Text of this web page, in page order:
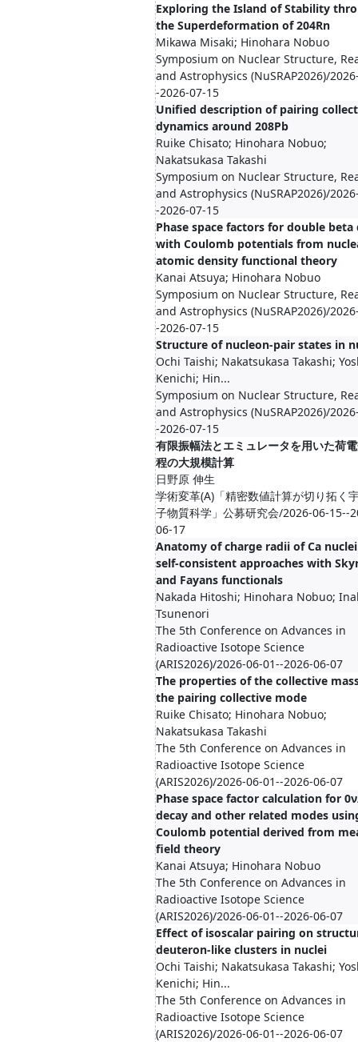
Exploring the Island of Stability
the Superdeformation of 204Rn
Mikawa Misaki; Hinohara Nobuo
Symposium on Nuclear Structure,
and Astrophysics (NuSRAP2026)/
-2026-07-15
Unified description of pairing
dynamics around 208Pb
Ruike Chisato; Hinohara Nobuo;
Nakatsukasa Takashi
Symposium on Nuclear Structure,
and Astrophysics (NuSRAP2026)/
-2026-07-15
Phase space factors for double beta
with Coulomb potentials from
atomic density functional theory
Kanai Atsuya; Hinohara Nobuo
Symposium on Nuclear Structure,
and Astrophysics (NuSRAP2026)/
-2026-07-15
Structure of nucleon-pair states in
Ochi Taishi; Nakatsukasa Takashi;
Kenichi; Hin...
Symposium on Nuclear Structure,
and Astrophysics (NuSRAP2026)/
-2026-07-15
有限振幅法とエミュレータを用いた荷
程の大規模計算
日野原 伸生
学術変革(A)「精密数値計算が切り拓く
子物質科学」公募研究会/2026-06-15--
06-17
Anatomy of charge radii of Ca
self-consistent approaches with
and Fayans functionals
Nakada Hitoshi; Hinohara Nobuo;
Tsunenori
The 5th Conference on Advances in
Radioactive Isotope Science
(ARIS2026)/2026-06-01--2026-06-07
The properties of the collective
the pairing collective mode
Ruike Chisato; Hinohara Nobuo;
Nakatsukasa Takashi
The 5th Conference on Advances in
Radioactive Isotope Science
(ARIS2026)/2026-06-01--2026-06-07
Phase space factor calculation for
decay and other related modes
Coulomb potential derived from
field theory
Kanai Atsuya; Hinohara Nobuo
The 5th Conference on Advances in
Radioactive Isotope Science
(ARIS2026)/2026-06-01--2026-06-07
Effect of isoscalar pairing on
deuteron-like clusters in nuclei
Ochi Taishi; Nakatsukasa Takashi;
Kenichi; Hin...
The 5th Conference on Advances in
Radioactive Isotope Science
(ARIS2026)/2026-06-01--2026-06-07